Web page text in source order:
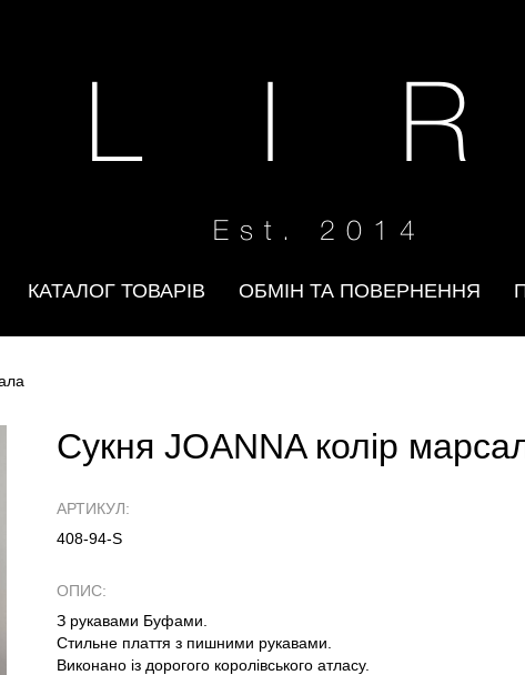
L I R
Est. 2014
КАТАЛОГ ТОВАРІВ ОБМІН ТА ПОВЕРНЕННЯ
Сукня JOANNA колір
АРТИКУЛ:
408-94-S
ОПИС:
З рукавами Буфами.
Стильне плаття з пишними рукавами.
Виконано із дорогого королівського атласу.